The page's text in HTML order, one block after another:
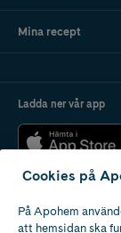
Mina recept
Ladda ner vår app
Apotek med
av
Cookies på
På Apohem
att hemsidan ska